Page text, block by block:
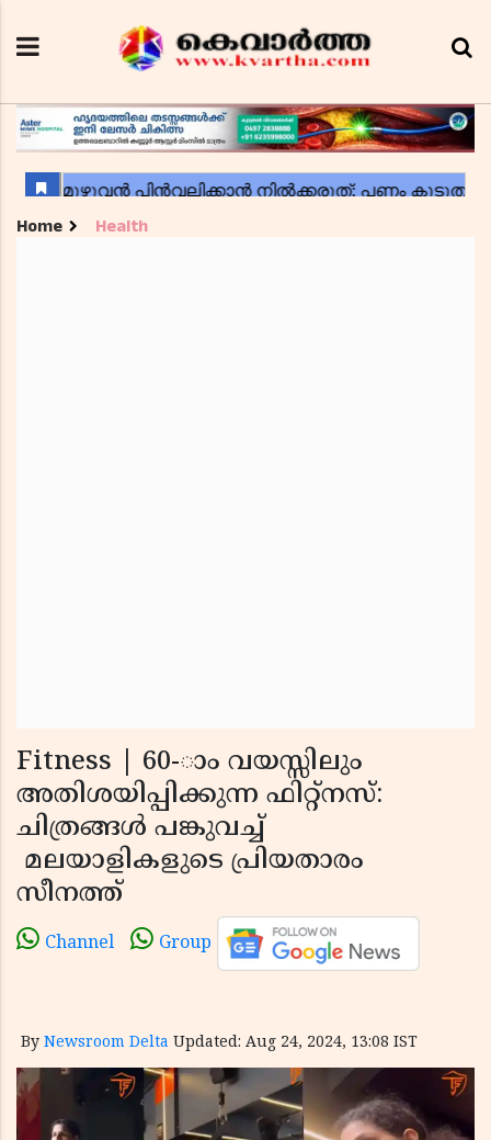
Home Health
Fitness | 60-ാം വയസ്സിലും
അതിശയിപ്പിക്കുന്ന ഫിറ്റ്നസ്:
ചിത്രങ്ങള്‍ പങ്കുവച്ച്‌
മലയാളികളുടെ പ്രിയതാരം
സീനത്ത്
Channel Group
By Newsroom Delta Updated: Aug 24, 2024, 13:08 IST